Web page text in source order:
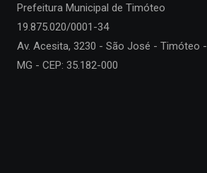
Prefeitura Municipal de Timóteo
19.875.020/0001-34
Av. Acesita, 3230 - São José - Timóteo -
MG - CEP: 35.182-000